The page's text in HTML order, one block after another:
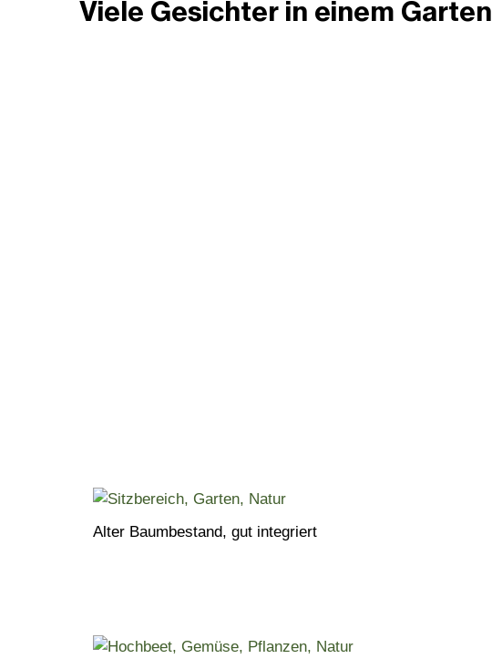
Viele Gesichter in einem Garten
Alter Baumbestand, gut integriert